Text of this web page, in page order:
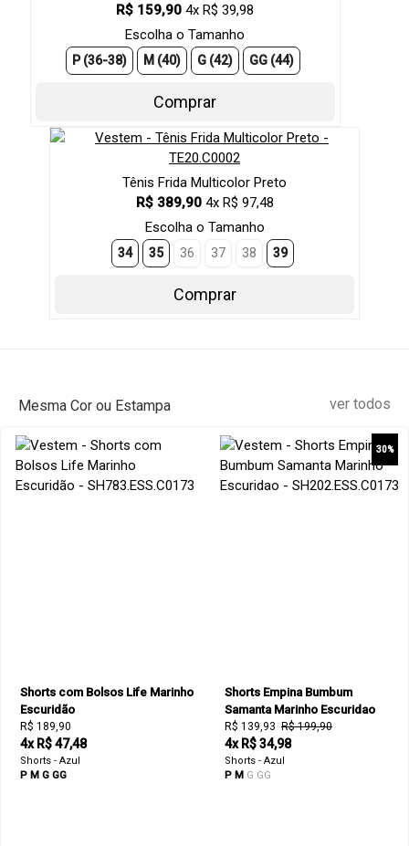
R$ 159,90 4x R$ 39,98
Escolha o Tamanho
P (36-38) M (40) G (42) GG (44)
Comprar
Tênis Frida Multicolor Preto
R$ 389,90 4x R$ 97,48
Escolha o Tamanho
34 35 36 37 38 39
Comprar
Mesma Cor ou Estampa ver todos
Shorts com Bolsos Life Marinho
Escuridão
R$ 189,90
4x R$ 47,48
Shorts - Azul
P M G GG
30%
Shorts Empina Bumbum
Samanta Marinho Escuridao
R$ 139,93 R$ 199,90
4x R$ 34,98
Shorts - Azul
P M G GG